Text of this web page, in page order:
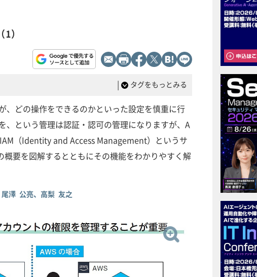
）
| タグをもっとみる
、どの操作をできるのかといった設定を慎重に行
、という管理は認証・認可の管理になりますが、A
（Identity and Access Management）というサ
要を図解するとともにその機能をわかりやすく解
澤 公亮、高梨 友之